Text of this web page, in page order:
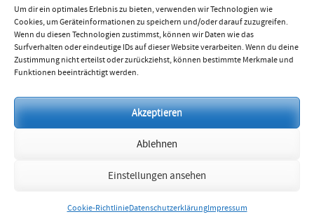
Um dir ein optimales Erlebnis zu bieten, verwenden wir Technologien wie
Cookies, um Geräteinformationen zu speichern und/oder darauf zuzugreifen.
Wenn du diesen Technologien zustimmst, können wir Daten wie das
Surfverhalten oder eindeutige IDs auf dieser Website verarbeiten. Wenn du deine
Zustimmung nicht erteilst oder zurückziehst, können bestimmte Merkmale und
Funktionen beeinträchtigt werden.
Akzeptieren
Ablehnen
Einstellungen ansehen
Cookie-RichtlinieDatenschutzerklärungImpressum
Impressum